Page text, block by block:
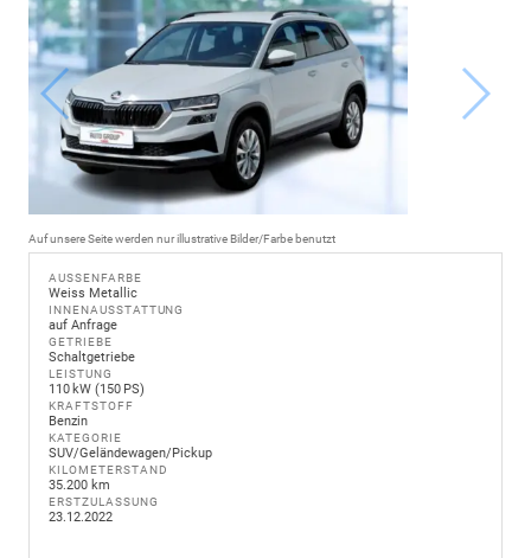
Auf unsere Seite werden nur illustrative Bilder/Farbe benutzt
AUSSENFARBE
Weiss Metallic
INNENAUSSTATTUNG
auf Anfrage
GETRIEBE
Schaltgetriebe
LEISTUNG
110 kW (150 PS)
KRAFTSTOFF
Benzin
KATEGORIE
SUV/Geländewagen/Pickup
KILOMETERSTAND
35.200 km
ERSTZULASSUNG
23.12.2022